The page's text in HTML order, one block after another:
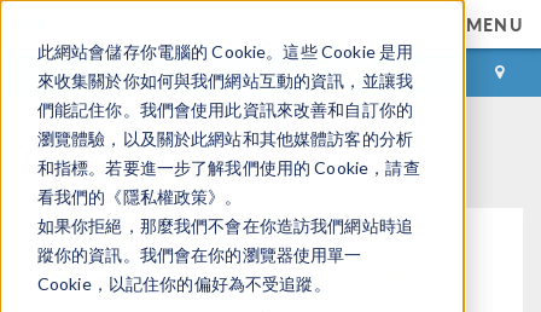
此網站會儲存你電腦的 Cookie。這些 Cookie 是用
來收集關於你如何與我們網站互動的資訊，並讓我
們能記住你。我們會使用此資訊來改善和自訂你的
瀏覽體驗，以及關於此網站和其他媒體訪客的分析
和指標。若要進一步了解我們使用的 Cookie，請查
看我們的《隱私權政策》。
如果你拒絕，那麼我們不會在你造訪我們網站時追
蹤你的資訊。我們會在你的瀏覽器使用單一
Cookie，以記住你的偏好為不受追蹤。
MENU
登录 咨询与购买
活动